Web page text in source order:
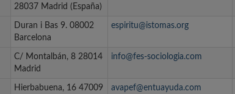
28037 Madrid (España)
Duran i Bas 9. 08002
Barcelona
espiritu@istomas.org
C/ Montalbán, 8 28014
Madrid
info@fes-sociologia.com
Hierbabuena, 16 47009
avapef@entuayuda.com